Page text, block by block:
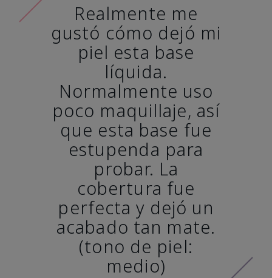
Realmente me
gustó cómo dejó mi
piel esta base
líquida.
Normalmente uso
poco maquillaje, así
que esta base fue
estupenda para
probar. La
cobertura fue
perfecta y dejó un
acabado tan mate.
(tono de piel:
medio)